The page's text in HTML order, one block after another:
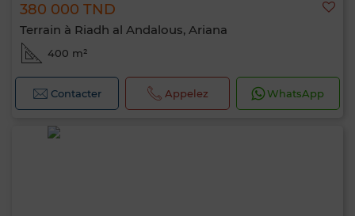
380 000 TND
Terrain à Riadh al Andalous, Ariana
400 m²
Contacter Appelez WhatsApp